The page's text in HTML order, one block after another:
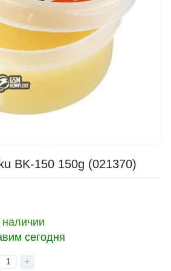
BK-150 150g (021370)
сегодня
+